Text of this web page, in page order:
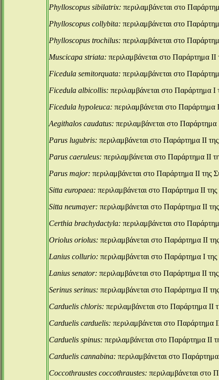
Phylloscopus sibilatrix: περιλαμβάνεται στο
Phylloscopus collybita: περιλαμβάνεται στο
Phylloscopus trochilus: περιλαμβάνεται στο
Muscicapa striata: περιλαμβάνεται στο Παράρτημα
Ficedula semitorquata: περιλαμβάνεται στο
Ficedula albicollis: περιλαμβάνεται στο Παράρτημα
Ficedula hypoleuca: περιλαμβάνεται στο Παράρτημα
Aegithalos caudatus: περιλαμβάνεται στο Παράρτημα
Parus lugubris: περιλαμβάνεται στο Παράρτημα ΙΙ
Parus caeruleus: περιλαμβάνεται στο Παράρτημα ΙΙ
Parus major: περιλαμβάνεται στο Παράρτημα ΙΙ της
Sitta europaea: περιλαμβάνεται στο Παράρτημα ΙΙ
Sitta neumayer: περιλαμβάνεται στο Παράρτημα ΙΙ
Certhia brachydactyla: περιλαμβάνεται στο
Oriolus oriolus: περιλαμβάνεται στο Παράρτημα ΙΙ
Lanius collurio: περιλαμβάνεται στο Παράρτημα Ι
Lanius senator: περιλαμβάνεται στο Παράρτημα ΙΙ
Serinus serinus: περιλαμβάνεται στο Παράρτημα ΙΙ
Carduelis chloris: περιλαμβάνεται στο Παράρτημα ΙΙ
Carduelis carduelis: περιλαμβάνεται στο Παράρτημα
Carduelis spinus: περιλαμβάνεται στο Παράρτημα ΙΙ
Carduelis cannabina: περιλαμβάνεται στο
Coccothraustes coccothraustes: περιλαμβάνεται στο